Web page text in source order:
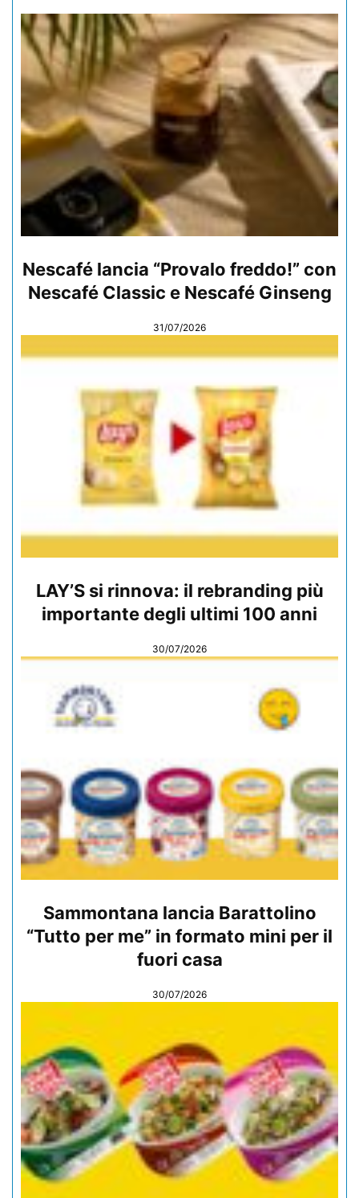
Nescafé lancia “Provalo freddo!” con
Nescafé Classic e Nescafé Ginseng
31/07/2026
LAY’S si rinnova: il rebranding più
importante degli ultimi 100 anni
30/07/2026
Sammontana lancia Barattolino
“Tutto per me” in formato mini per il
fuori casa
30/07/2026